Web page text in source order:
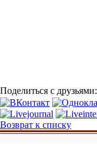
Поделиться с друзьями:
Возврат к списку